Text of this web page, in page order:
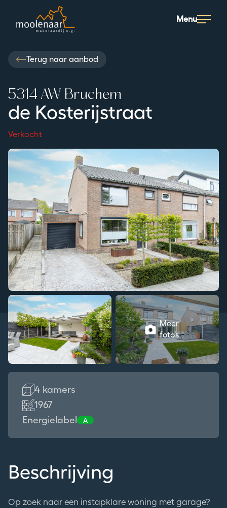
Moolenaar logo
Menu
Terug naar aanbod
de Kosterijstraat
5314 AW Bruchem
Verkocht
Meer
foto's
4 kamers
1967
Energielabel
A
Beschrijving
Op zoek naar een instapklare woning met garage?